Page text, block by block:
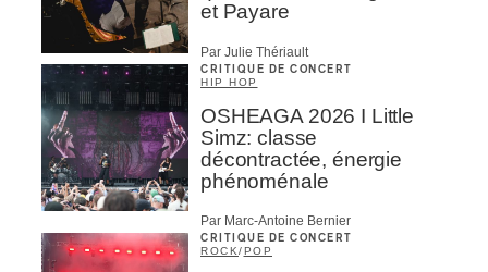
et Payare
Par Julie Thériault
CRITIQUE DE CONCERT
HIP HOP
OSHEAGA 2026 I Little
Simz: classe
décontractée, énergie
phénoménale
Par Marc-Antoine Bernier
CRITIQUE DE CONCERT
ROCK/POP